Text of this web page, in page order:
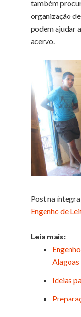
também
organização de
podem ajudar
acervo.
Post na
Engenho de
Leia mais:
Alagoas
Ideias